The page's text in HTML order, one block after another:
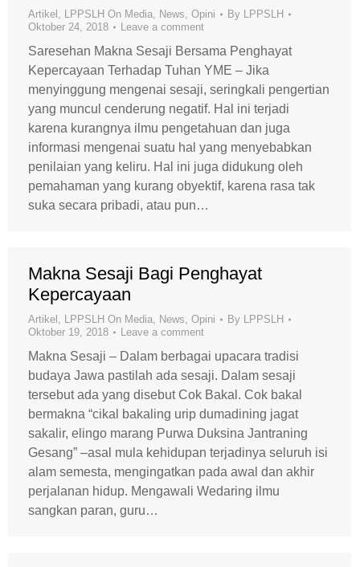
Artikel LPPSLH On Media News Opini By LPPSLH
Oktober 24, 2018
Leave a comment
Saresehan Makna Sesaji Bersama Penghayat
Kepercayaan Terhadap Tuhan YME – Jika
menyinggung mengenai sesaji, seringkali pengertian
yang muncul cenderung negatif. Hal ini terjadi
karena kurangnya ilmu pengetahuan dan juga
informasi mengenai suatu hal yang menyebabkan
penilaian yang keliru. Hal ini juga didukung oleh
pemahaman yang kurang obyektif, karena rasa tak
suka secara pribadi, atau pun…
Makna Sesaji Bagi Penghayat
Kepercayaan
Artikel , LPPSLH On Media, News, Opini By LPPSLH
Oktober 19, 2018
Leave a comment
Makna Sesaji – Dalam berbagai upacara tradisi
budaya Jawa pastilah ada sesaji. Dalam sesaji
tersebut ada yang disebut Cok Bakal. Cok bakal
bermakna “cikal bakaling urip dumadining jagat
sakalir, elingo marang Purwa Duksina Jantraning
Gesang” –asal mula kehidupan terjadinya seluruh isi
alam semesta, mengingatkan pada awal dan akhir
perjalanan hidup. Mengawali Wedaring ilmu
sangkan paran, guru…